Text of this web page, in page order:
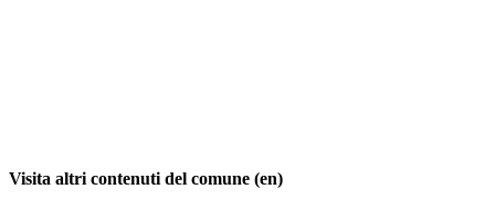
Visita altri contenuti del comune (en)